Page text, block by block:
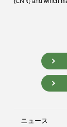
ニュース